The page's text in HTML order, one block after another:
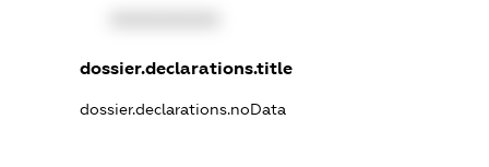
dossier.declarations.title
dossier.declarations.noData